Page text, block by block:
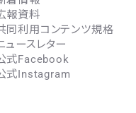
報資料
同利用コンテンツ規格
ュースレター
式Facebook
式Instagram